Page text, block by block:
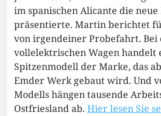
im spanischen Alicante die
präsentierte. Martin berichtet
von irgendeiner Probefahrt. Bei
vollelektrischen Wagen handelt
Spitzenmodell der Marke, das
Emder Werk gebaut wird. Und
Modells hängen tausende
Ostfriesland ab. Hier lesen Sie